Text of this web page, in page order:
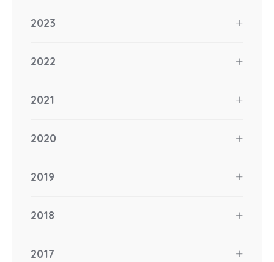
2023
2022
2021
2020
2019
2018
2017